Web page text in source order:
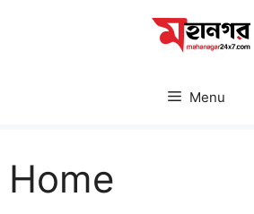
Menu
Home